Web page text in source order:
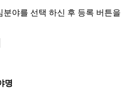
분야를 선택 하신 후 등록 버튼을
명